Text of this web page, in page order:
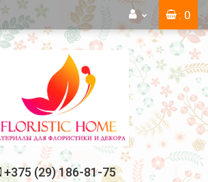
: 0
+375 (29) 186-81-75